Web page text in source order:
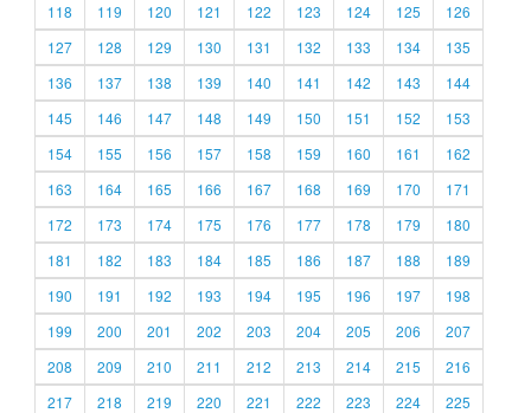
118
119 120 121 122 123 124 125
126
127
128 129 130 131 132 133 134
135
136
137 138 139 140 141 142 143
144
145
146 147 148 149 150 151 152
153
154
155 156 157 158 159 160 161
162
163
164 165 166 167 168 169 170
171
172
173 174 175 176 177 178 179
180
181
182 183 184 185 186 187 188
189
190
191 192 193 194 195 196 197
198
199
200 201 202 203 204 205 206
207
208
209 210 211 212 213 214 215
216
217
218 219 220 221 222 223 224
225